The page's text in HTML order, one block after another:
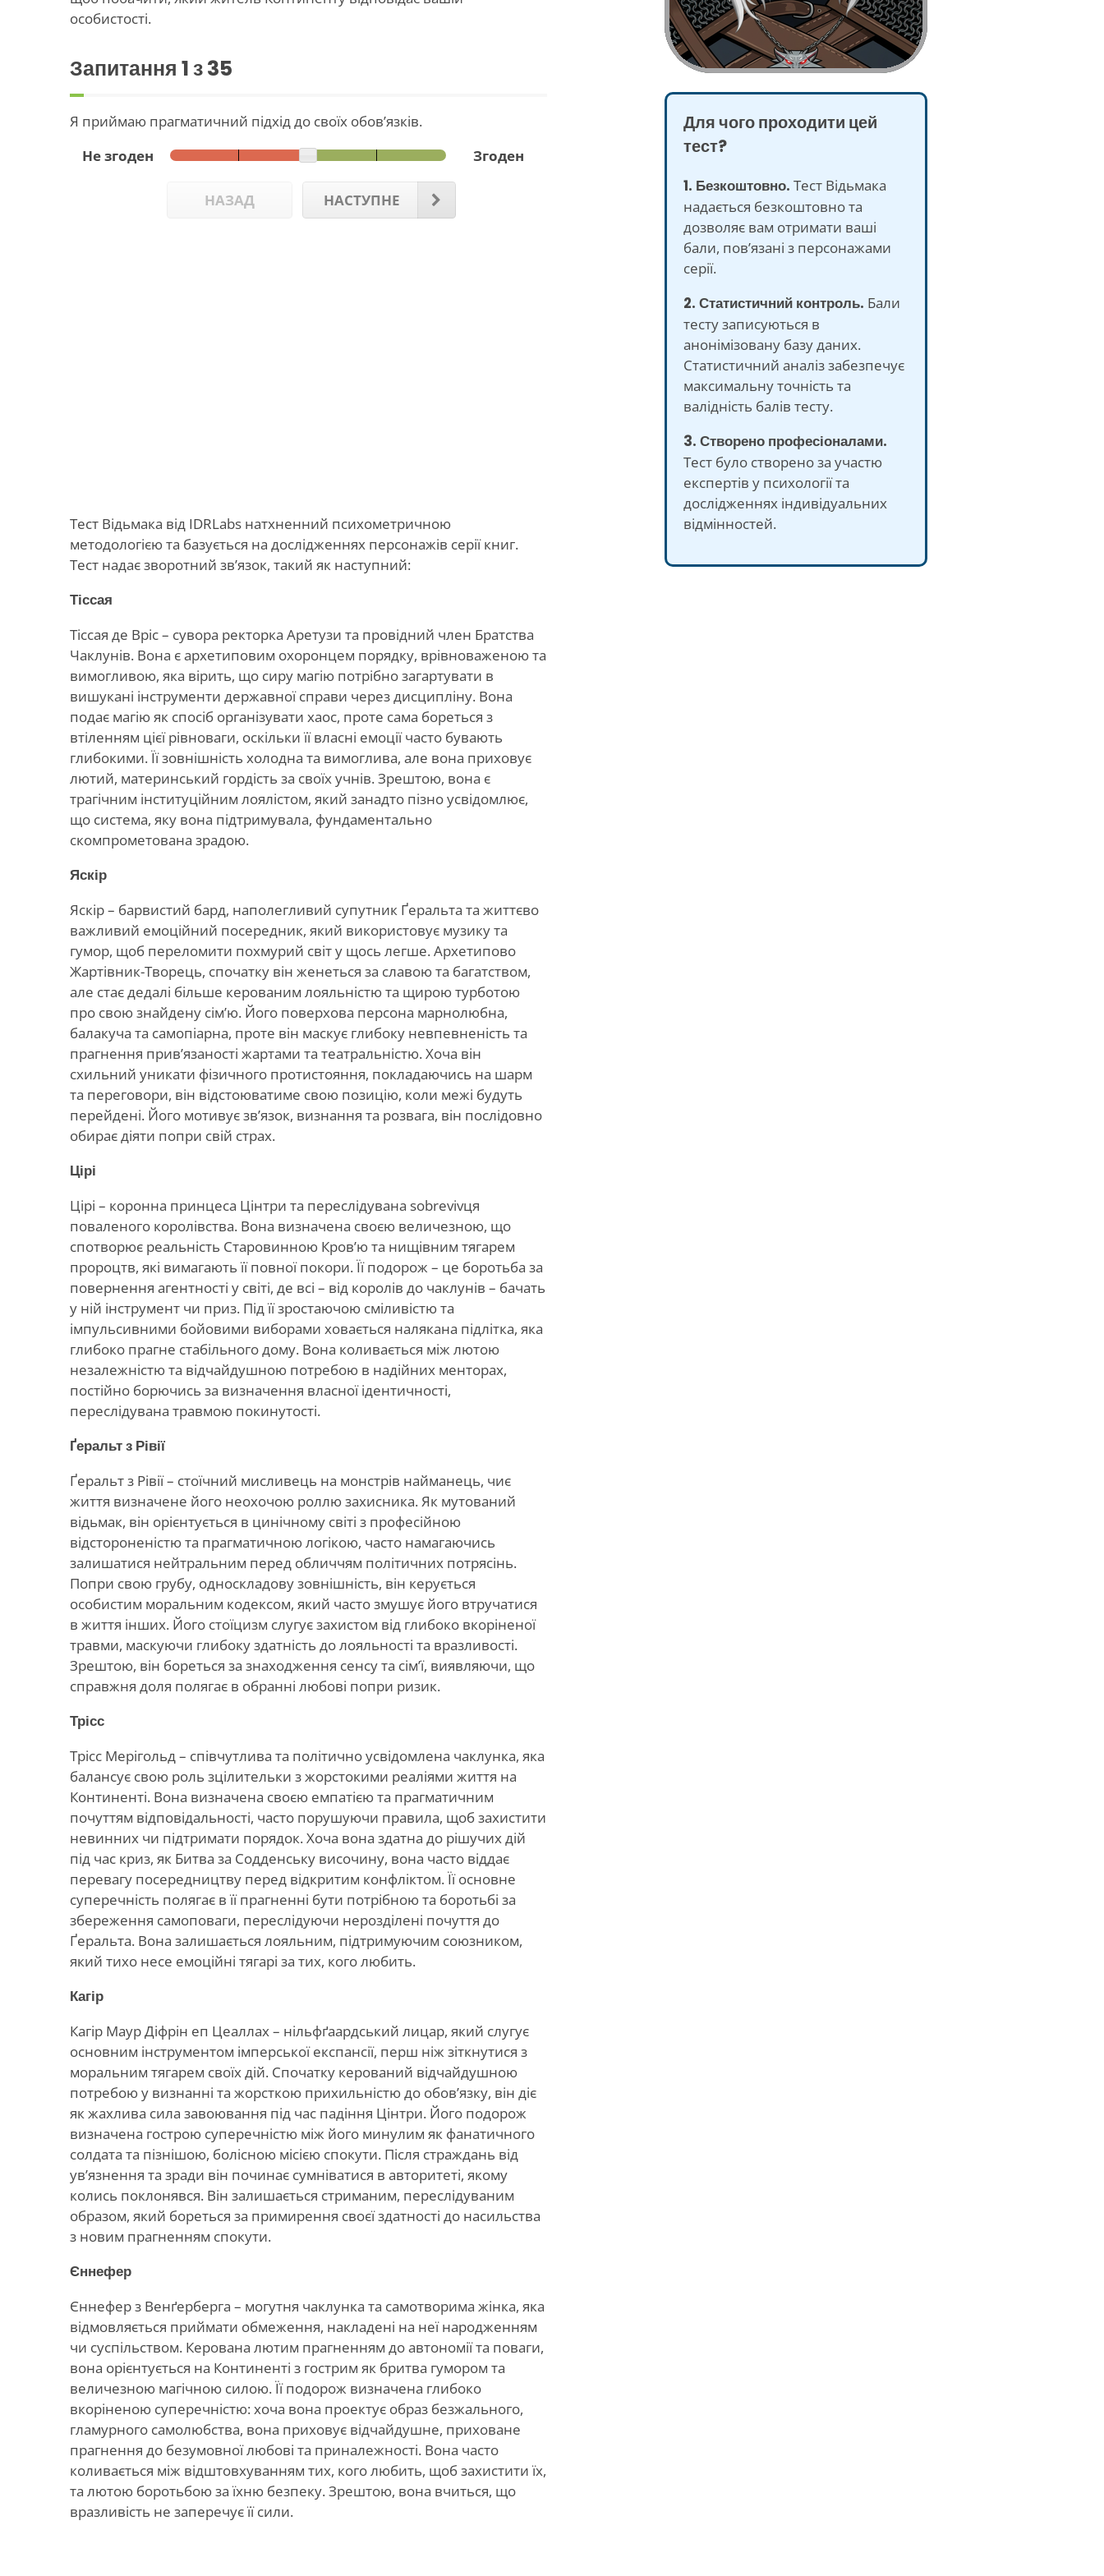
особистості.
Запитання 1з 35
Я приймаю прагматичний підхід до своїх обов’язків.
Не згоден
Згоден
НАЗАД НАСТУПНЕ
Тест Відьмака від IDRLabs натхненний психометричною
методологією та базується на дослідженнях персонажів серії книг.
Тест надає зворотний зв’язок, такий як наступний:
Тіссая
Тіссая де Вріс – сувора ректорка Аретузи та провідний член Братства
Чаклунів. Вона є архетиповим охоронцем порядку, врівноваженою та
вимогливою, яка вірить, що сиру магію потрібно загартувати в
вишукані інструменти державної справи через дисципліну. Вона
подає магію як спосіб організувати хаос, проте сама бореться з
втіленням цієї рівноваги, оскільки її власні емоції часто бувають
глибокими. Її зовнішність холодна та вимоглива, але вона приховує
лютий, материнський гордість за своїх учнів. Зрештою, вона є
трагічним інституційним лоялістом, який занадто пізно усвідомлює,
що система, яку вона підтримувала, фундаментально
скомпрометована зрадою.
Яскір
Яскір – барвистий бард, наполегливий супутник Ґеральта та життєво
важливий емоційний посередник, який використовує музику та
гумор, щоб переломити похмурий світ у щось легше. Архетипово
Жартівник-Творець, спочатку він женеться за славою та багатством,
але стає дедалі більше керованим лояльністю та щирою турботою
про свою знайдену сім’ю. Його поверхова персона марнолюбна,
балакуча та самопіарна, проте він маскує глибоку невпевненість та
прагнення прив’язаності жартами та театральністю. Хоча він
схильний уникати фізичного протистояння, покладаючись на шарм
та переговори, він відстоюватиме свою позицію, коли межі будуть
перейдені. Його мотивує зв’язок, визнання та розвага, він послідовно
обирає діяти попри свій страх.
Цірі
Цірі – коронна принцеса Цінтри та переслідувана sobrevivця
поваленого королівства. Вона визначена своєю величезною, що
спотворює реальність Старовинною Кров’ю та нищівним тягарем
пророцтв, які вимагають її повної покори. Її подорож – це боротьба за
повернення агентності у світі, де всі – від королів до чаклунів – бачать
у ній інструмент чи приз. Під її зростаючою сміливістю та
імпульсивними бойовими виборами ховається налякана підлітка, яка
глибоко прагне стабільного дому. Вона коливається між лютою
незалежністю та відчайдушною потребою в надійних менторах,
постійно борючись за визначення власної ідентичності,
переслідувана травмою покинутості.
Ґеральт з Рівії
Ґеральт з Рівії – стоїчний мисливець на монстрів найманець, чиє
життя визначене його неохочою роллю захисника. Як мутований
відьмак, він орієнтується в цинічному світі з професійною
відстороненістю та прагматичною логікою, часто намагаючись
залишатися нейтральним перед обличчям політичних потрясінь.
Попри свою грубу, односкладову зовнішність, він керується
особистим моральним кодексом, який часто змушує його втручатися
в життя інших. Його стоїцизм слугує захистом від глибоко вкоріненої
травми, маскуючи глибоку здатність до лояльності та вразливості.
Зрештою, він бореться за знаходження сенсу та сім’ї, виявляючи, що
справжня доля полягає в обранні любові попри ризик.
Трісс
Трісс Мерігольд – співчутлива та політично усвідомлена чаклунка, яка
балансує свою роль зцілительки з жорстокими реаліями життя на
Континенті. Вона визначена своєю емпатією та прагматичним
почуттям відповідальності, часто порушуючи правила, щоб захистити
невинних чи підтримати порядок. Хоча вона здатна до рішучих дій
під час криз, як Битва за Содденську височину, вона часто віддає
перевагу посередництву перед відкритим конфліктом. Її основне
суперечність полягає в її прагненні бути потрібною та боротьбі за
збереження самоповаги, переслідуючи нерозділені почуття до
Ґеральта. Вона залишається лояльним, підтримуючим союзником,
який тихо несе емоційні тягарі за тих, кого любить.
Кагір
Кагір Маур Діфрін еп Цеаллах – нільфґаардський лицар, який слугує
основним інструментом імперської експансії, перш ніж зіткнутися з
моральним тягарем своїх дій. Спочатку керований відчайдушною
потребою у визнанні та жорсткою прихильністю до обов’язку, він діє
як жахлива сила завоювання під час падіння Цінтри. Його подорож
визначена гострою суперечністю між його минулим як фанатичного
солдата та пізнішою, болісною місією спокути. Після страждань від
ув’язнення та зради він починає сумніватися в авторитеті, якому
колись поклонявся. Він залишається стриманим, переслідуваним
образом, який бореться за примирення своєї здатності до насильства
з новим прагненням спокути.
Єннефер
Єннефер з Венґерберга – могутня чаклунка та самотворима жінка, яка
відмовляється приймати обмеження, накладені на неї народженням
чи суспільством. Керована лютим прагненням до автономії та поваги,
вона орієнтується на Континенті з гострим як бритва гумором та
величезною магічною силою. Її подорож визначена глибоко
вкоріненою суперечністю: хоча вона проектує образ безжального,
гламурного самолюбства, вона приховує відчайдушне, приховане
прагнення до безумовної любові та приналежності. Вона часто
коливається між відштовхуванням тих, кого любить, щоб захистити їх,
та лютою боротьбою за їхню безпеку. Зрештою, вона вчиться, що
вразливість не заперечує її сили.
Для чого проходити цей
тест?
1. Безкоштовно. Тест Відьмака
надається безкоштовно та
дозволяє вам отримати ваші
бали, пов’язані з персонажами
серії.
2. Статистичний контроль. Бали
тесту записуються в
анонімізовану базу даних.
Статистичний аналіз забезпечує
максимальну точність та
валідність балів тесту.
3. Створено професіоналами.
Тест було створено за участю
експертів у психології та
дослідженнях індивідуальних
відмінностей.